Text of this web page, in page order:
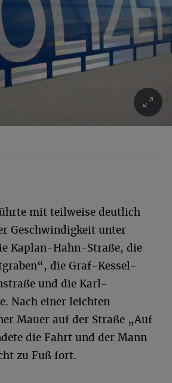
mit teilweise deutlich
Geschwindigkeit unter
Kaplan-Hahn-Straße, die
die Graf-Kessel-
und die Karl-
Nach einer leichten
Mauer auf der Straße „Auf
die Fahrt und der Mann
zu Fuß fort.